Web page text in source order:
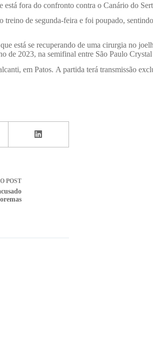
fora do confronto contra o Canário do
de segunda-feira e foi poupado,
está se recuperando de uma cirurgia no
2023, na semifinal entre São Paulo
em Patos. A partida terá transmissão
POST